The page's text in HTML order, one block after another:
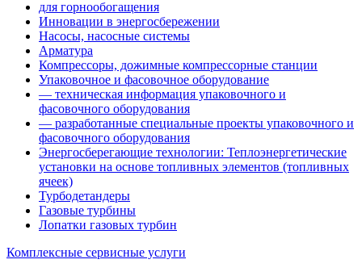
для горнообогащения
Инновации в энергосбережении
Насосы, насосные системы
Арматура
Компрессоры, дожимные компрессорные станции
Упаковочное и фасовочное оборудование
— техническая информация упаковочного и
фасовочного оборудования
— разработанные специальные проекты упаковочного и
фасовочного оборудования
Энергосберегающие технологии: Теплоэнергетические
установки на основе топливных элементов (топливных
ячеек)
Турбодетандеры
Газовые турбины
Лопатки газовых турбин
Комплексные сервисные услуги